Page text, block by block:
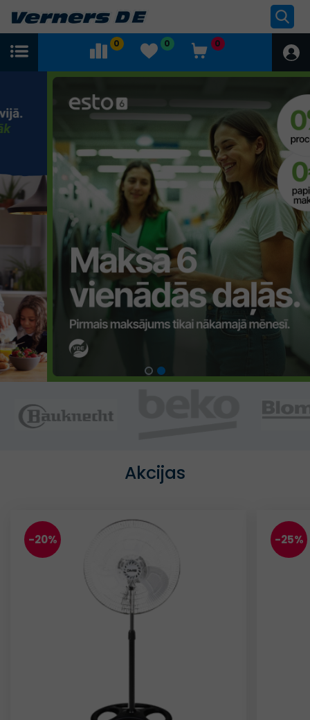
0 0 0
Akcijas
-20% -25%